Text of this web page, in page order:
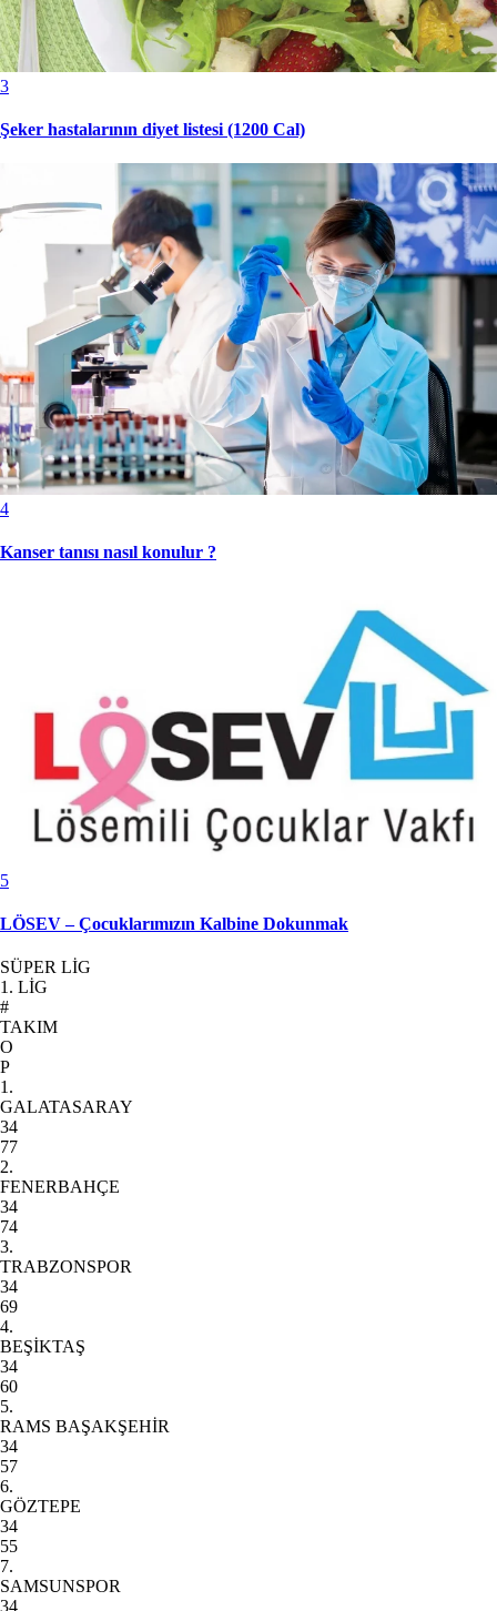
3
Şeker hastalarının diyet listesi (1200 Cal)
4
Kanser tanısı nasıl konulur ?
5
LÖSEV – Çocuklarımızın Kalbine Dokunmak
SÜPER LİG
1. LİG
#
TAKIM
O
P
1.
GALATASARAY
34
77
2.
FENERBAHÇE
34
74
3.
TRABZONSPOR
34
69
4.
BEŞİKTAŞ
34
60
5.
RAMS BAŞAKŞEHİR
34
57
6.
GÖZTEPE
34
55
7.
SAMSUNSPOR
34